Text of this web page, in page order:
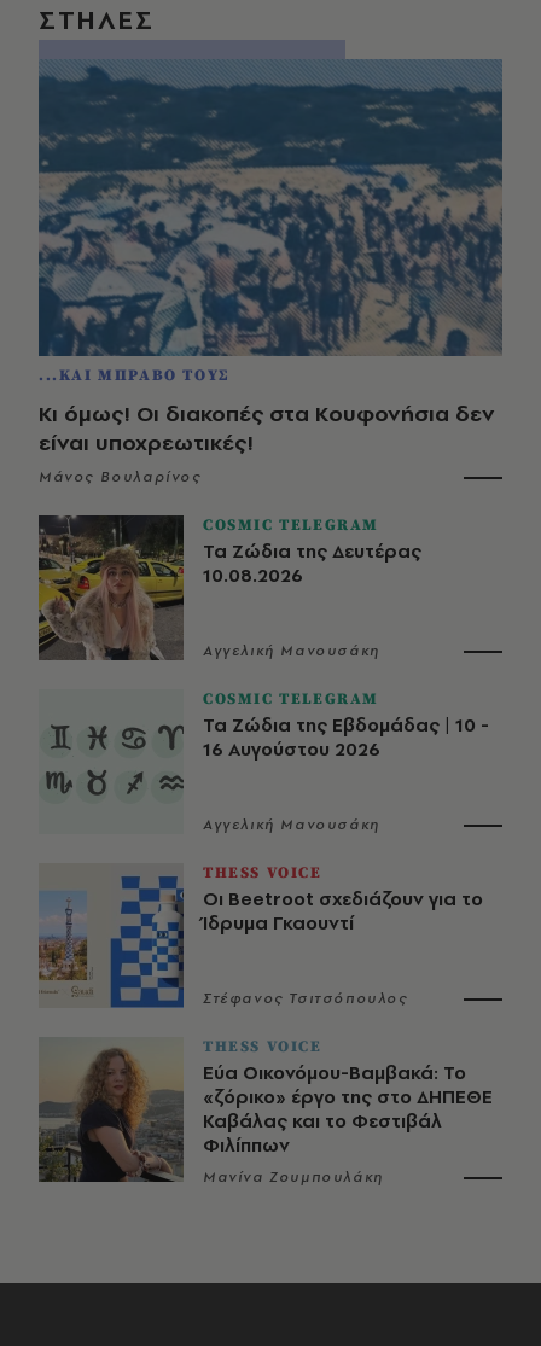
ΣΤΗΛΕΣ
...ΚΑΙ ΜΠΡΑΒΟ ΤΟΥΣ
Κι όμως! Οι διακοπές στα Κουφονήσια δεν
είναι υποχρεωτικές!
Μάνος Βουλαρίνος
COSMIC TELEGRAM
Τα Ζώδια της Δευτέρας
10.08.2026
Αγγελική Μανουσάκη
COSMIC TELEGRAM
Τα Ζώδια της Εβδομάδας | 10 -
16 Αυγούστου 2026
Αγγελική Μανουσάκη
THESS VOICE
Οι Beetroot σχεδιάζουν για το
Ίδρυμα Γκαουντί
Στέφανος Τσιτσόπουλος
THESS VOICE
Εύα Οικονόμου-Βαμβακά: Το
«ζόρικο» έργο της στο ΔΗΠΕΘΕ
Καβάλας και το Φεστιβάλ
Φιλίππων
Μανίνα Ζουμπουλάκη